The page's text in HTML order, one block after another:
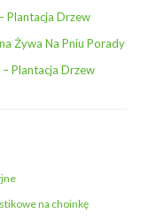
Plantacja Drzew
Żywa Na Pniu Porady
Plantacja Drzew
na choinkę